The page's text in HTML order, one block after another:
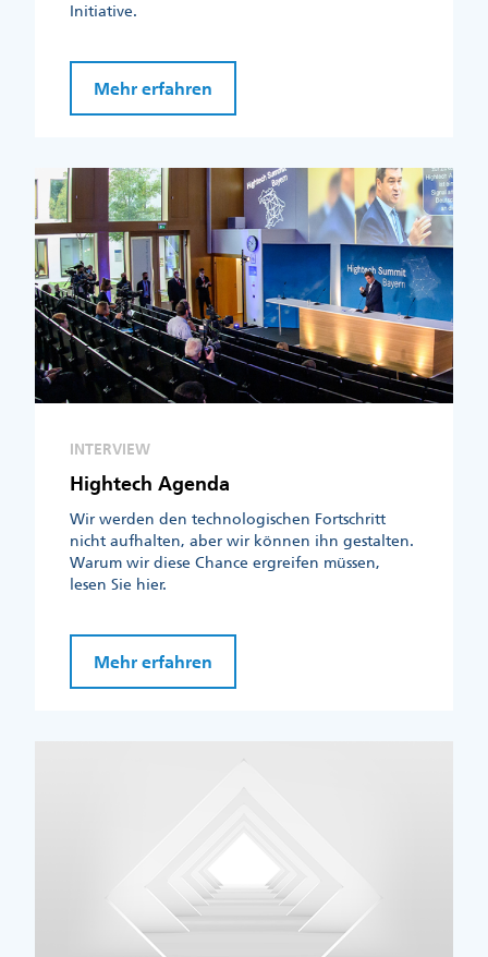
Initiative.
Mehr erfahren
INTERVIEW
Hightech Agenda
Wir werden den technologischen Fortschritt
nicht aufhalten, aber wir können ihn gestalten.
Warum wir diese Chance ergreifen müssen,
lesen Sie hier.
Mehr erfahren